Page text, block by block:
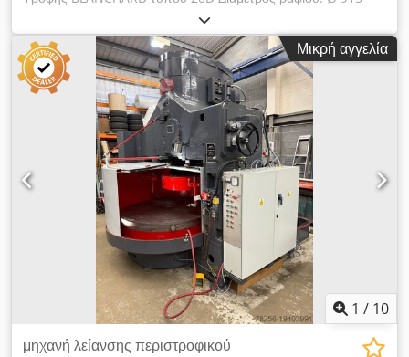
mm Ταχύτητα ραφιού: από 5 έως 27 σ.α.λ Διάμετρος
μυλόπετρας: Ø 500 mm Maxi ύψος κάτω από τον τροχό: 450
mm Κινητήρας άξονα: 30 CV - 715 RPM Ηλεκτρομαγνητικό
τσοκ Dedszmwlzopfx Afpeck Γρήγορη Πάνω/Κάτω Τάση 220
V Τρι Διαστάσεις (Μ x Π x Υ): 3700 x 2000 x 2600 mm Βάρος:
Μικρή αγγελία
1 / 10
μηχανή λείανσης περιστροφικού